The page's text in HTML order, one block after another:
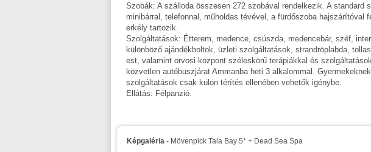
Szobák: A szálloda összesen 272 szobával rendelkezik. A standard
minibárral, telefonnal, műholdas tévével, a fürdőszoba hajszárítóval
erkély tartozik.
Szolgáltatások: Étterem, medence, csúszda, medencebár, széf,
különböző ajándékboltok, üzleti szolgáltatások, strandröplabda,
est, valamint orvosi központ széleskörű terápiákkal és
közvetlen autóbuszjárat Ammanba heti 3 alkalommal.
szolgáltatások csak külön térítés ellenében vehetők igénybe.
Ellátás: Félpanzió.
Képgaléria - Mövenpick Tala Bay 5* + Dead Sea Spa